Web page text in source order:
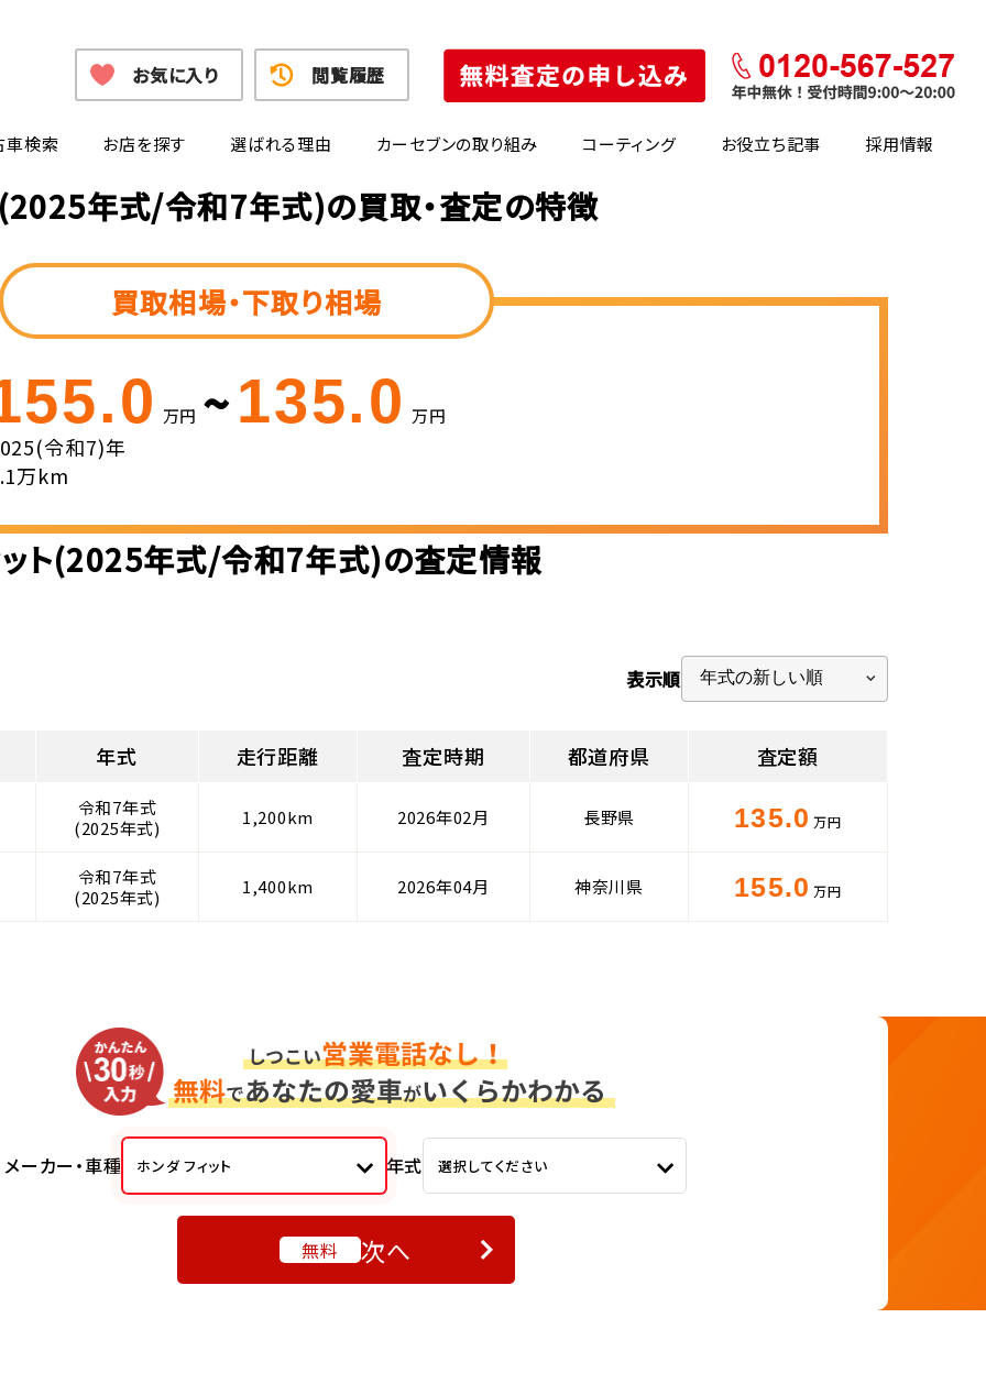
車検索 お店を探す 選ばれる理由 カーセブンの取り組み コーティング お役立ち記事 採用情報
お気に入り 閲覧履歴
(2025年式/令和7年式)の買取・査定の特徴
買取相場・下取り相場
万円 ~135.0 万円
令和7)年
万km
ット(2025年式/令和7年式)の査定情報
表示順
年式 走行距離 査定時期 都道府県 査定額
令和7年式
(2025年式)
1,200km 2026年02月 長野県 135.0 万円
令和7年式
(2025年式)
1,400km 2026年04月 神奈川県 155.0 万円
メーカー・車種 ホンダ フィット 年式 選択してください
無料 次へ